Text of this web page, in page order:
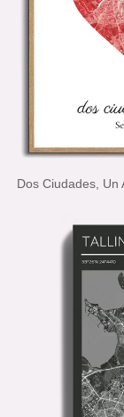
Dos Ciudades, Un